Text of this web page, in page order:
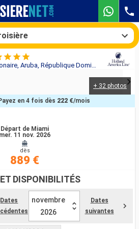
Croisière MS Zuiderdam : Bonaire, Aruba, République Dominicaine, Bahamas, États-Unis au départ de Miami
+ 32 photos
Départ de Miami
mer. 11 nov. 2026
dès
889 €
en 4 fois dès 222 €/mois
DISPONIBILITÉS
Dates
novembre
2026
Dates
suivantes
Compagnies
Rechercher